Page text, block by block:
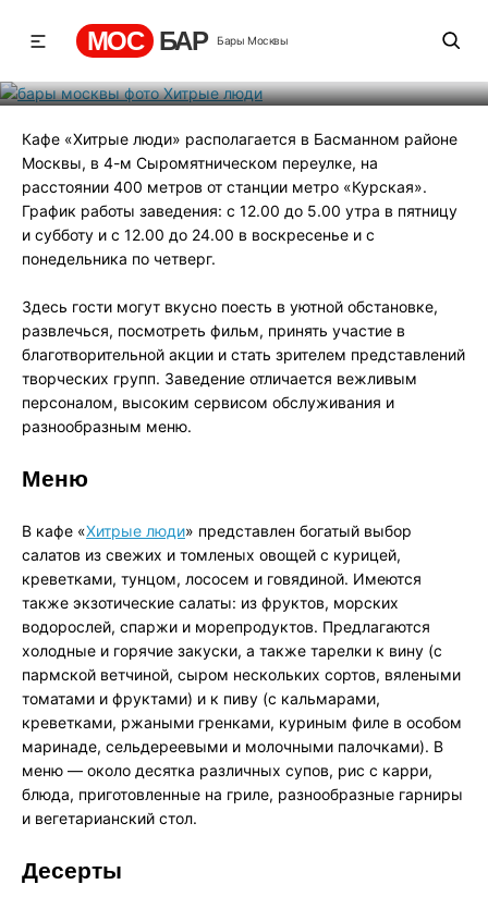
МОС БАР Бары Москвы
Хитрые люди
Кафе «Хитрые люди» располагается в Басманном районе
Москвы, в 4-м Сыромятническом переулке, на
расстоянии 400 метров от станции метро «Курская».
График работы заведения: с 12.00 до 5.00 утра в пятницу
и субботу и с 12.00 до 24.00 в воскресенье и с
понедельника по четверг.
Здесь гости могут вкусно поесть в уютной обстановке,
развлечься, посмотреть фильм, принять участие в
благотворительной акции и стать зрителем представлений
творческих групп. Заведение отличается вежливым
персоналом, высоким сервисом обслуживания и
разнообразным меню.
Меню
В кафе «Хитрые люди» представлен богатый выбор
салатов из свежих и томленых овощей с курицей,
креветками, тунцом, лососем и говядиной. Имеются
также экзотические салаты: из фруктов, морских
водорослей, спаржи и морепродуктов. Предлагаются
холодные и горячие закуски, а также тарелки к вину (с
пармской ветчиной, сыром нескольких сортов, вялеными
томатами и фруктами) и к пиву (с кальмарами,
креветками, ржаными гренками, куриным филе в особом
маринаде, сельдереевыми и молочными палочками). В
меню — около десятка различных супов, рис с карри,
блюда, приготовленные на гриле, разнообразные гарниры
и вегетарианский стол.
Десерты